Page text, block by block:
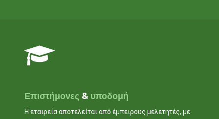
Επιστήμονες & υποδομή
Η εταιρεία αποτελείται από έμπειρους μελετητές, με